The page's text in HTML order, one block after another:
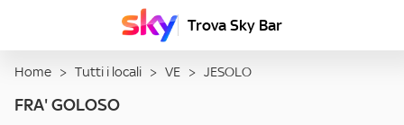
Trova Sky Bar
Home > Tutti i locali > VE > JESOLO
FRA' GOLOSO